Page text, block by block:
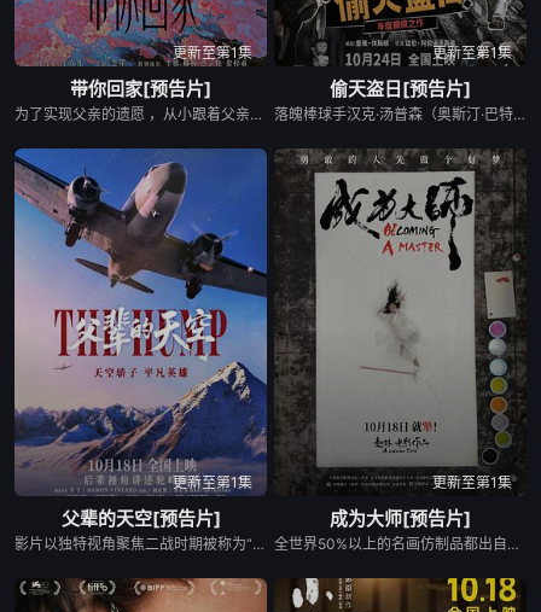
更新至第1集
带你回家[预告片]
为了实现父亲的遗愿 ，从小跟着父亲生活在美国的张缘缘（王真儿 饰）带着女儿回国，恰逢被她认定为“抛弃了自己”的母亲（李萍 饰）被确诊为阿尔兹海默症，张缘缘与女儿一起经历了母亲逐渐失忆的过程。随着现实和记忆的拼凑，张缘缘的思绪去到了80年代，“遇到”了年轻时的母亲（赫林 饰）。年轻时的母亲不仅样貌出众，学习更是拔尖，而年轻时的父亲是那么不起眼，在刚恢复高考的那年，母亲本该走出一条更光明的人生，但一次意外，彻底改变了母亲、父亲以及张缘缘的人生轨迹。
更新至第1集
偷天盗日[预告片]
落魄棒球手汉克·汤普森（奥斯汀·巴特勒 Austin Butler 饰）因帮邻居照看宠物猫，被迫卷入不得喘息的亡命之旅。各派黑帮追杀让他身心几近崩溃，而这场腥风血雨的罪魁祸首，竟是一只猫？
更新至第1集
父辈的天空[预告片]
影片以独特视角聚焦二战时期被称为“死亡航线”的悲壮奇迹，通过参与飞行的亲历者及其子女、家人的口述，展开时空对话，记录了这条二战期间开辟的物资空运生命线上的故事，讲述一段关乎中国航空从业者们勇气与奉献的天空传奇。
更新至第1集
成为大师[预告片]
全世界50%以上的名画仿制品都出自这里——深圳大芬村，村中有三位心怀梦想的原创画家，庞大师、一凡、冬天，与充满现实功利的商业环境格格不入。他们不追求世俗意义的成功，只享受当下的创作，执意在自己的画布上描绘纯粹的诗意。然而，高昂房租、家庭责任等压力纷至沓来，将他们推到了人生的十字路口，徘徊在理想与现实生活之间，思索着前路该去向何方……